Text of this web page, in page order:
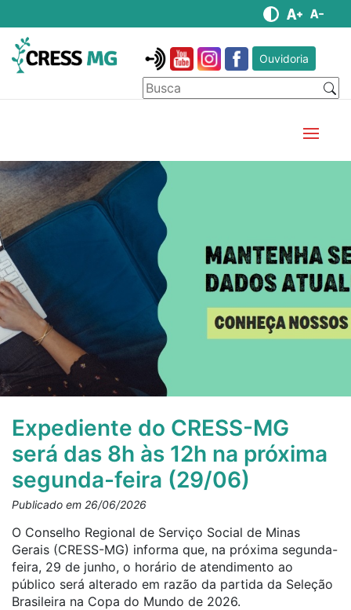
Ouvidoria
Expediente do CRESS-MG
será das 8h às 12h na próxima
segunda-feira (29/06)
Publicado em 26/06/2026
O Conselho Regional de Serviço Social de Minas
Gerais (CRESS-MG) informa que, na próxima segunda-
feira, 29 de junho, o horário de atendimento ao
público será alterado em razão da partida da Seleção
Brasileira na Copa do Mundo de 2026.